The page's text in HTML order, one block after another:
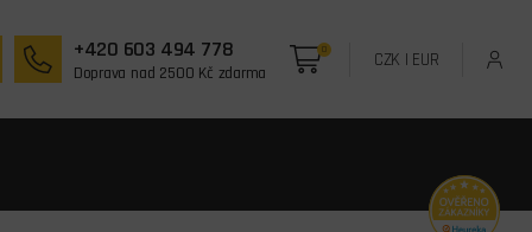
+420 603 494 778
Doprava nad 2500 Kč zdarma
0 CZK | EUR